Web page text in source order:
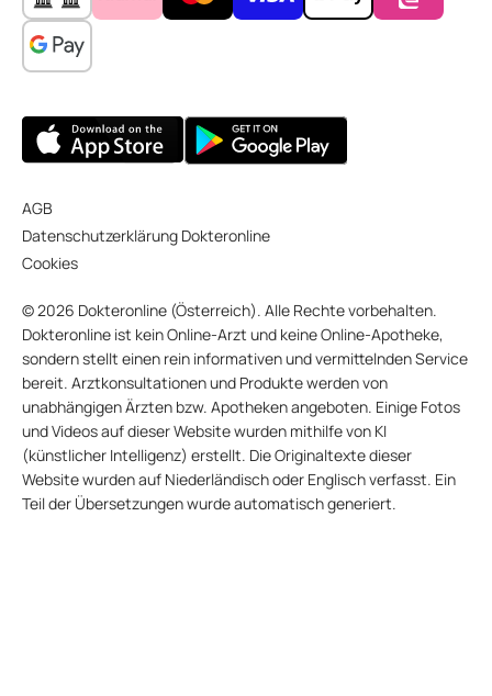
AGB
Datenschutzerklärung Dokteronline
Cookies
© 2026 Dokteronline (Österreich). Alle Rechte vorbehalten.
Dokteronline ist kein Online-Arzt und keine Online-Apotheke,
sondern stellt einen rein informativen und vermittelnden Service
bereit. Arztkonsultationen und Produkte werden von
unabhängigen Ärzten bzw. Apotheken angeboten. Einige Fotos
und Videos auf dieser Website wurden mithilfe von KI
(künstlicher Intelligenz) erstellt. Die Originaltexte dieser
Website wurden auf Niederländisch oder Englisch verfasst. Ein
Teil der Übersetzungen wurde automatisch generiert.